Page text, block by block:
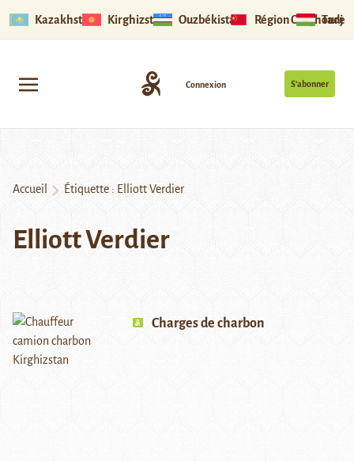
Kazakhstan Kirghizstan Ouzbékistan Région Ouïghoure
S’abonner
Connexion
Accueil Étiquette : Elliott Verdier
Elliott Verdier
Charges de charbon